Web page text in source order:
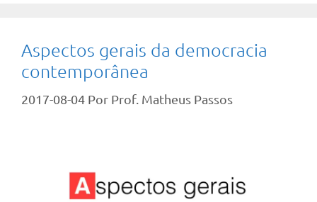
Aspectos gerais da democracia
contemporânea
2017-08-04 Por Prof. Matheus Passos